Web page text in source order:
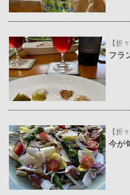
【折
フラ
【折
今が